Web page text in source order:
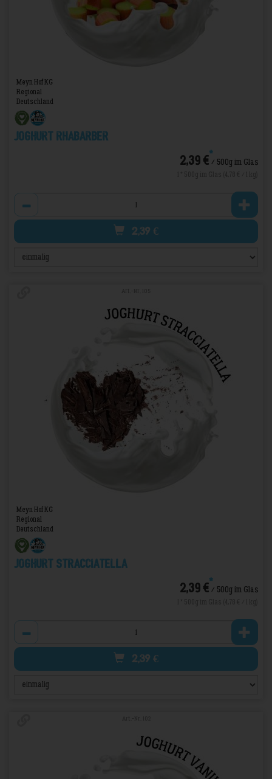
Meyn Hof KG
Regional
Deutschland
Joghurt Rhabarber
2,39 €*/ 500g im Glas
2,39 €
Meyn Hof KG
Regional
Deutschland
Joghurt Stracciatella
2,39 €*/ 500g im Glas
2,39 €